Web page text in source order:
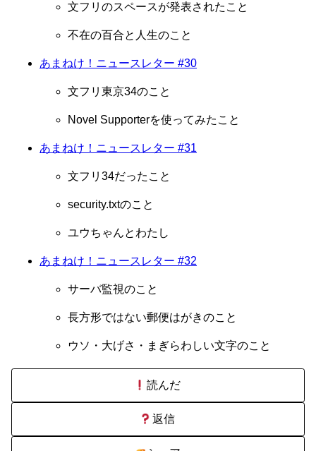
文フリのスペースが発表されたこと
不在の百合と人生のこと
あまねけ！ニュースレター #30
文フリ東京34のこと
Novel Supporterを使ってみたこと
あまねけ！ニュースレター #31
文フリ34だったこと
security.txtのこと
ユウちゃんとわたし
あまねけ！ニュースレター #32
サーバ監視のこと
長方形ではない郵便はがきのこと
ウソ・大げさ・まぎらわしい文字のこと
読んだ
返信